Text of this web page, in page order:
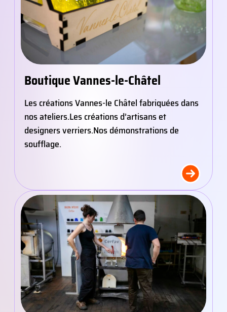
Boutique Vannes-le-Châtel
Les créations Vannes-le Châtel fabriquées dans
nos ateliers.Les créations d’artisans et
designers verriers.Nos démonstrations de
soufflage.